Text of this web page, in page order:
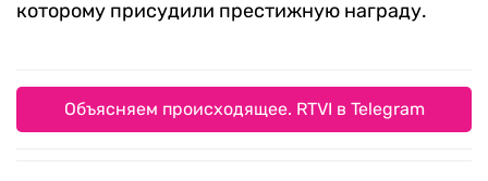
которому присудили престижную награду.
Объясняем происходящее. RTVI в Telegram